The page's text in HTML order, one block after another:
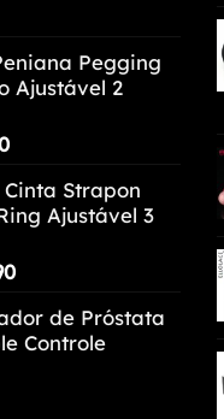
Pegging
Ajustável 2
Faixa
preço:
R$123,90
R$217,90
Strapon
Ajustável 3
Faixa
preço:
R$166,90
de Próstata
Controle